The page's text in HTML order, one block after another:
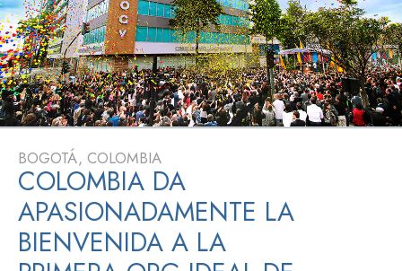
BOGOTÁ, COLOMBIA
COLOMBIA DA
APASIONADAMENTE LA
BIENVENIDA A LA